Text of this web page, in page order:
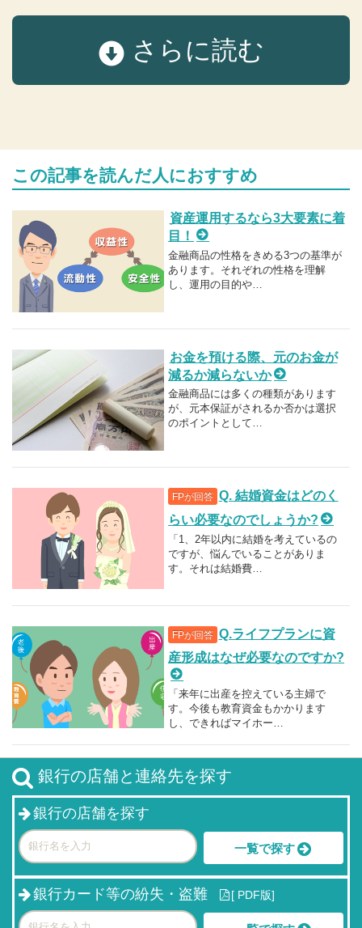
さらに読む
この記事を読んだ人におすすめ
資産運用するなら3大要素に着
目！
金融商品の性格をきめる3つの基準が
あります。それぞれの性格を理解
し、運用の目的や…
お金を預ける際、元のお金が
減るか減らないか
金融商品には多くの種類があります
が、元本保証がされるか否かは選択
のポイントとして…
FPが回答 Q. 結婚資金はどのく
らい必要なのでしょうか?
「1、2年以内に結婚を考えているの
ですが、悩んでいることがありま
す。それは結婚費…
FPが回答 Q.ライフプランに資
産形成はなぜ必要なのですか?
「来年に出産を控えている主婦で
す。今後も教育資金もかかります
し、できればマイホー…
銀行の店舗と連絡先を探す
銀行の店舗を探す
一覧で探す
銀行カード等の紛失・盗難 [ PDF版]